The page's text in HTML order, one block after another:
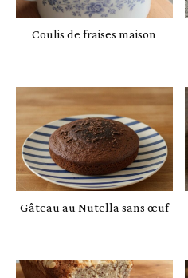
Coulis de fraises maison
Gâteau au Nutella sans œuf